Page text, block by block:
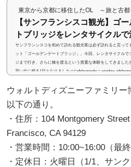
東京から京都に移住したOL ～旅と古都
【サンフランシスコ観光】ゴ
トブリッジをレンタサイクルで
サンフランシスコを初めて訪れる観光客は必ず訪れると言って
ット「ゴールデンゲートブリッジ」。今回、レンタサイクルで
ジまで行き、さらに橋を渡るという貴重な体験をしてきました
思い出に残る1日となりました☆(adsbygoogle =
シャーマンズワーフ」には、レンタサイクル屋さんが多数あ
ウォルトディズニーファミリー
以下の通り。
・住所：104 Montgomery
Francisco, CA 94129
・営業時間：10:00~16:00（最
・定休日：火曜日（1/1、サン